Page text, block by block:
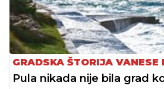
GRADSKA ŠTORIJA VANESE
Pula nikada nije bila grad